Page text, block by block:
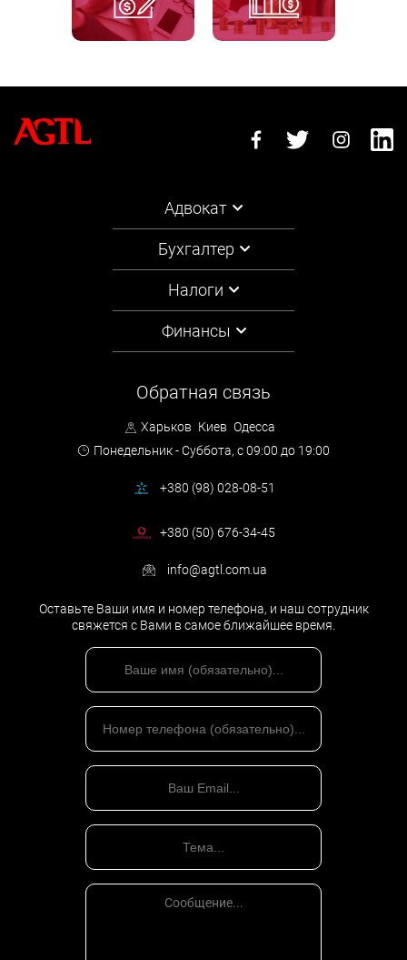
Адвокат
Бухгалтер
Налоги
Финансы
Обратная связь
Харьков Киев Одесса
Понедельник - Суббота, с 09:00 до 19:00
+380 (98) 028-08-51
+380 (50) 676-34-45
info@agtl.com.ua
Оставьте Ваши имя и номер телефона, и наш сотрудник
свяжется с Вами в самое ближайшее время.